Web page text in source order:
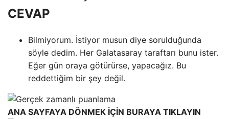
CEVAP
Bilmiyorum. İstiyor musun diye sorulduğunda
söyle dedim. Her Galatasaray taraftarı bunu ister.
Eğer gün oraya götürürse, yapacağız. Bu
reddettiğim bir şey değil.
ANA SAYFAYA DÖNMEK İÇİN BURAYA TIKLAYIN